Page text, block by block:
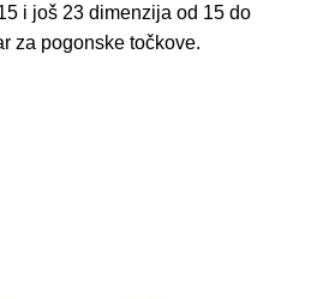
i još 23 dimenzija od 15 do
za pogonske točkove.